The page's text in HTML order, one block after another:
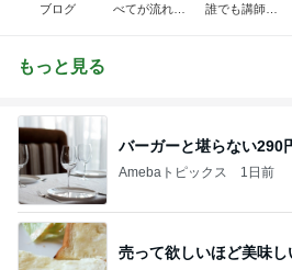
ブログ
べてが流れ込
誰でも講師ブ
もっと見る
バーガーと堪らない290
Amebaトピックス 1日前
売って欲しいほど美味し